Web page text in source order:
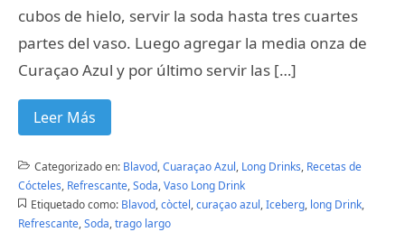
cubos de hielo, servir la soda hasta tres cuartes
partes del vaso. Luego agregar la media onza de
Curaçao Azul y por último servir las […]
Leer Más
Categorizado en: Blavod,Cuaraçao Azul, Long Drinks, Recetas de
Cócteles, Refrescante,Soda,Vaso Long Drink
Etiquetado como: Blavod,còctel,curaçao azul,Iceberg, long Drink,
Refrescante,Soda,trago largo